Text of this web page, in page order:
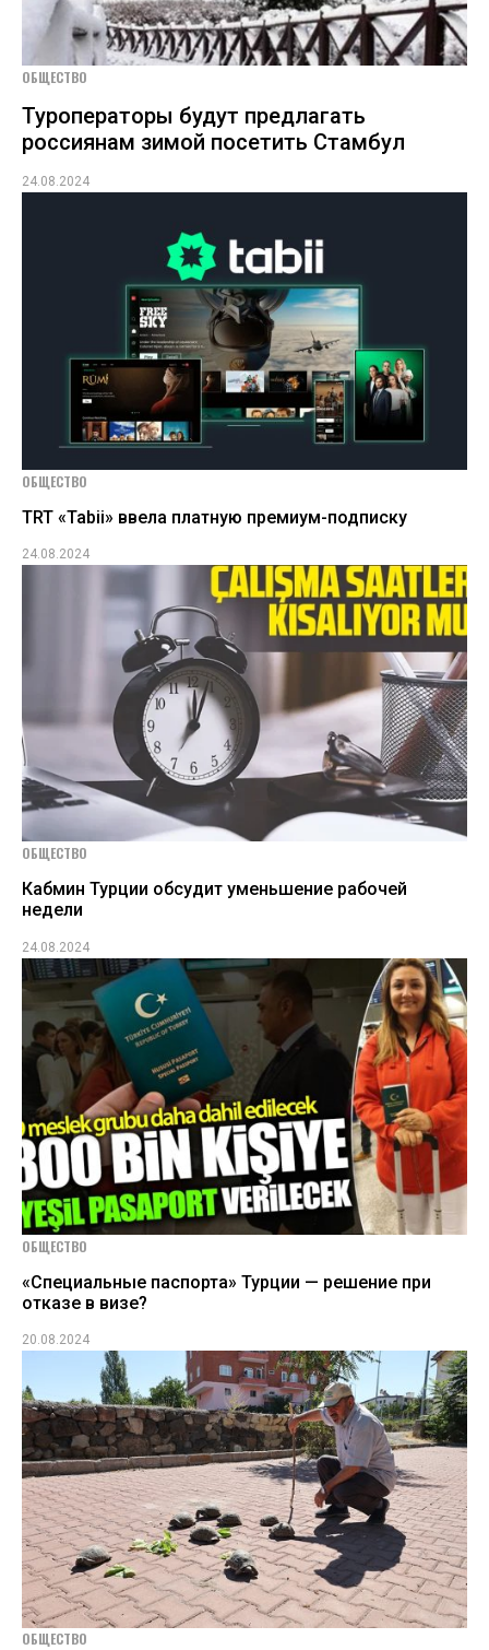
ОБЩЕСТВО
Туроператоры будут предлагать
россиянам зимой посетить Стамбул
24.08.2024
ОБЩЕСТВО
TRT «Tabii» ввела платную премиум-подписку
24.08.2024
ОБЩЕСТВО
Кабмин Турции обсудит уменьшение рабочей
недели
24.08.2024
ОБЩЕСТВО
«Специальные паспорта» Турции — решение при
отказе в визе?
20.08.2024
ОБЩЕСТВО